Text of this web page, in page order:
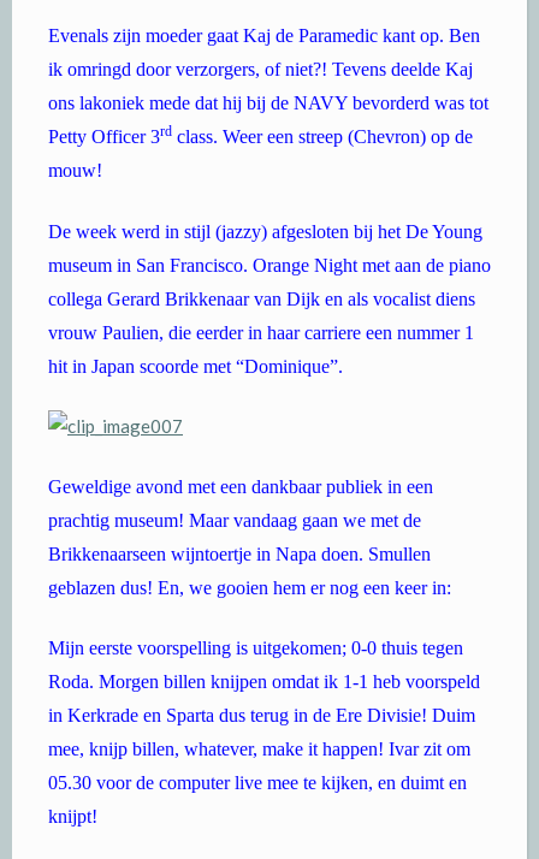
Evenals zijn moeder gaat Kaj de Paramedic kant op. Ben
ik omringd door verzorgers, of niet?! Tevens deelde Kaj
ons lakoniek mede dat hij bij de NAVY bevorderd was tot
Petty Officer 3rd class. Weer een streep (Chevron) op de
mouw!
De week werd in stijl (jazzy) afgesloten bij het De Young
museum in San Francisco. Orange Night met aan de piano
collega Gerard Brikkenaar van Dijk en als vocalist diens
vrouw Paulien, die eerder in haar carriere een nummer 1
hit in Japan scoorde met “Dominique”.
Geweldige avond met een dankbaar publiek in een
prachtig museum! Maar vandaag gaan we met de
Brikkenaarseen wijntoertje in Napa doen. Smullen
geblazen dus! En, we gooien hem er nog een keer in:
Mijn eerste voorspelling is uitgekomen; 0-0 thuis tegen
Roda. Morgen billen knijpen omdat ik 1-1 heb voorspeld
in Kerkrade en Sparta dus terug in de Ere Divisie! Duim
mee, knijp billen, whatever, make it happen! Ivar zit om
05.30 voor de computer live mee te kijken, en duimt en
knijpt!